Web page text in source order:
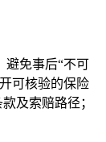
避免事后“不可
可核验的保险
及索赔路径；